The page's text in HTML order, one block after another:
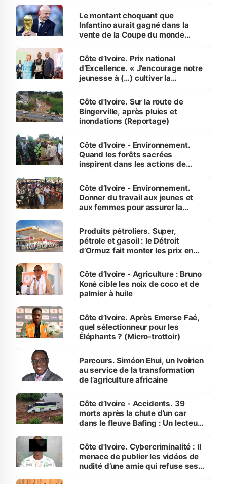
Le montant choquant que
Infantino aurait gagné dans la
vente de la Coupe du monde
Côte d’Ivoire. Prix national
d’Excellence. « J’encourage notre
jeunesse à (…) cultiver la
(Alassane Ouattara
Côte d'Ivoire. Sur la route de
Bingerville, après pluies et
inondations (Reportage)
Côte d’Ivoire - Environnement.
Quand les forêts sacrées
inspirent dans les actions de
Côte d’Ivoire - Environnement.
Donner du travail aux jeunes et
aux femmes pour assurer la
menacées
Produits pétroliers. Super,
pétrole et gasoil : le Détroit
d’Ormuz fait monter les prix en
Côte d’Ivoire - Agriculture : Bruno
Koné cible les noix de coco et de
palmier à huile
Côte d’Ivoire. Après Emerse Faé,
quel sélectionneur pour les
Éléphants ? (Micro-trottoir)
Parcours. Siméon Ehui, un Ivoirien
au service de la transformation
de l’agriculture africaine
Côte d’Ivoire - Accidents. 39
morts après la chute d’un car
dans le fleuve Bafing : Un lecteur
des Transports
Côte d'Ivoire. Cybercriminalité : Il
menace de publier les vidéos de
nudité d’une amie qui refuse ses